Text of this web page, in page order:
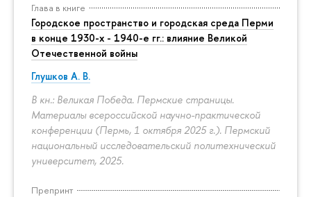
Глава в книге
Городское пространство и городская среда Перми
в конце 1930-х - 1940-е гг.: влияние Великой
Отечественной войны
Глушков А. В.
В кн.: Великая Победа. Пермские страницы.
Материалы всероссийской научно-практической
конференции (Пермь, 1 октября 2025 г.). Пермский
национальный исследовательский политехнический
университет, 2025.
Препринт